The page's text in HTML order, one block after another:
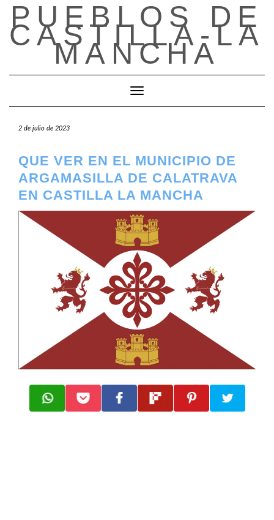
Saltar
contenido
PUEBLOS DE
CASTILLA-LA
MANCHA
Cambiar modo de navegación
2 de julio de 2023
QUE VER EN EL MUNICIPIO DE
ARGAMASILLA DE CALATRAVA
EN CASTILLA LA MANCHA